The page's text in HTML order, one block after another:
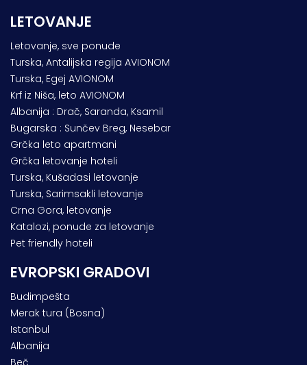
LETOVANJE
Letovanje, sve ponude
Turska, Antalijska regija AVIONOM
Turska, Egej AVIONOM
Krf iz Niša, leto AVIONOM
Albanija : Drač, Saranda, Ksamil
Bugarska : Sunčev Breg, Nesebar
Grčka leto apartmani
Grčka letovanje hoteli
Turska, Kušadasi letovanje
Turska, Sarimsakli letovanje
Crna Gora, letovanje
Katalozi, ponude za letovanje
Pet friendly hoteli
EVROPSKI GRADOVI
Budimpešta
Merak tura (Bosna)
Istanbul
Albanija
Beč